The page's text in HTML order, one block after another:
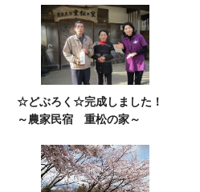
☆どぶろく☆完成しました！
～農家民宿 重松の家～